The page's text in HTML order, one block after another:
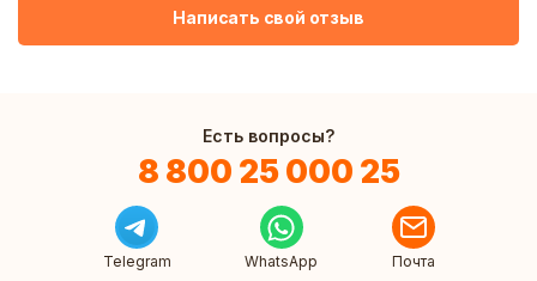
Написать свой отзыв
Есть вопросы?
8 800 25 000 25
Telegram WhatsApp Почта